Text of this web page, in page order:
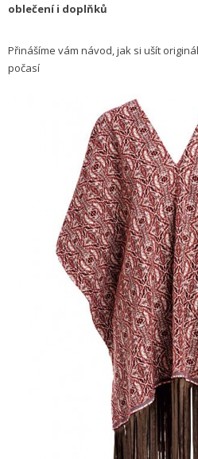
oblečení i doplňků
Přinášíme vám návod, jak si ušít
počasí